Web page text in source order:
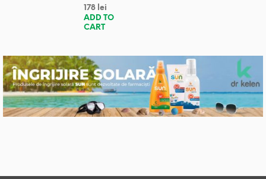
178 lei
ADD TO
CART